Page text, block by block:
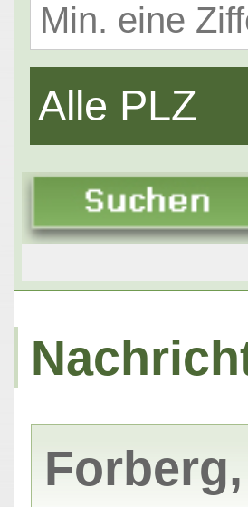
Alle PLZ